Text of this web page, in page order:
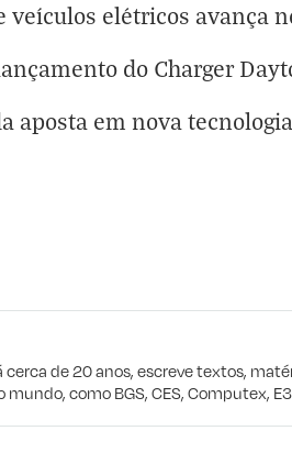
elétricos avança
do Charger
aposta em nova
de 20 anos, escreve textos,
como BGS, CES, Computex, E3